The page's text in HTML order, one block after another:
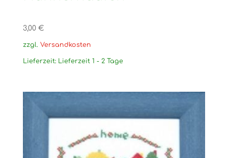
3,00 €
zzgl. Versandkosten
Lieferzeit: Lieferzeit 1 - 2 Tage